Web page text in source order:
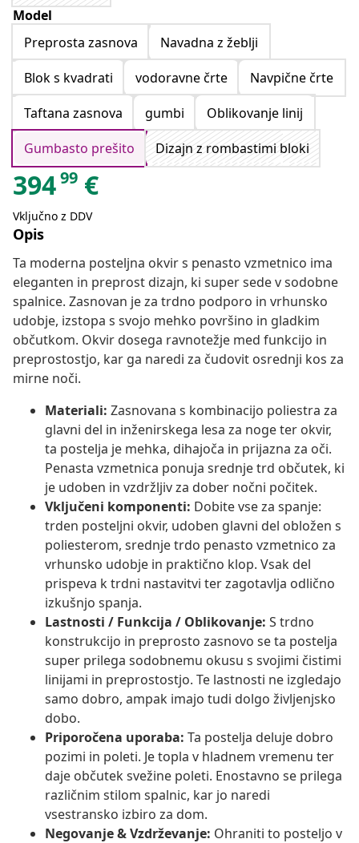
Model
Preprosta zasnova
Navadna z žeblji
Blok s kvadrati
vodoravne črte
Navpične črte
Taftana zasnova
gumbi
Oblikovanje linij
Gumbasto prešito
Dizajn z rombastimi bloki
39499 €
Vključno z DDV
Opis
Ta moderna posteljna okvir s penasto vzmetnico ima
eleganten in preprost dizajn, ki super sede v sodobne
spalnice. Zasnovan je za trdno podporo in vrhunsko
udobje, izstopa s svojo mehko površino in gladkim
občutkom. Okvir dosega ravnotežje med funkcijo in
preprostostjo, kar ga naredi za čudovit osrednji kos za
mirne noči.
Materiali: Zasnovana s kombinacijo poliestra za
glavni del in inženirskega lesa za noge ter okvir,
ta postelja je mehka, dihajoča in prijazna za oči.
Penasta vzmetnica ponuja srednje trd občutek, ki
je udoben in vzdržljiv za dober nočni počitek.
Vključeni komponenti: Dobite vse za spanje:
trden posteljni okvir, udoben glavni del obložen s
poliesterom, srednje trdo penasto vzmetnico za
vrhunsko udobje in praktično klop. Vsak del
prispeva k trdni nastavitvi ter zagotavlja odlično
izkušnjo spanja.
Lastnosti / Funkcija / Oblikovanje: S trdno
konstrukcijo in preprosto zasnovo se ta postelja
super prilega sodobnemu okusu s svojimi čistimi
linijami in preprostostjo. Te lastnosti ne izgledajo
samo dobro, ampak imajo tudi dolgo življenjsko
dobo.
Priporočena uporaba: Ta postelja deluje dobro
pozimi in poleti. Je topla v hladnem vremenu ter
daje občutek svežine poleti. Enostavno se prilega
različnim stilom spalnic, kar jo naredi
vsestransko izbiro za dom.
Negovanje & Vzdrževanje: Ohraniti to posteljo v